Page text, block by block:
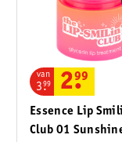
Essence Lip
Club 01
van
3.
99 2.
99